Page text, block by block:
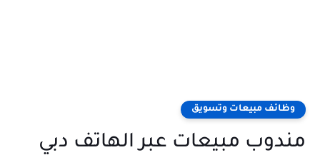
وظائف مبيعات وتسويق
مندوب مبيعات عبر الهاتف دبي